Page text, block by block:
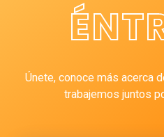
Únete, conoce más acerca
trabajemos juntos